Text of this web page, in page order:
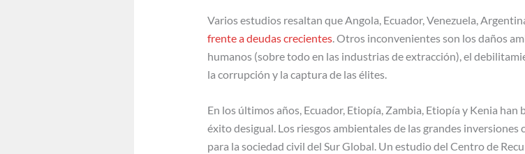
Varios estudios resaltan que Angola, Ecuador, Venezuela,
frente a deudas crecientes. Otros inconvenientes son los daños
humanos (sobre todo en las industrias de extracción), el
la corrupción y la captura de las élites.
En los últimos años, Ecuador, Etiopía, Zambia, Etiopía y Kenia han
éxito desigual. Los riesgos ambientales de las grandes
para la sociedad civil del Sur Global. Un estudio del Centro de